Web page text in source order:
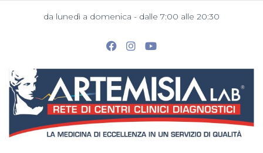
da lunedì a domenica - dalle 7:00 alle 20:30